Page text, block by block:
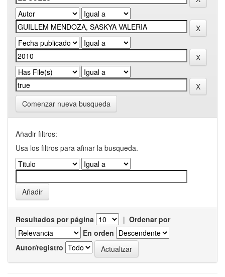
Comenzar nueva busqueda
Añadir filtros:
Usa los filtros para afinar la busqueda.
Resultados por página | Ordenar por
En orden
Autor/registro